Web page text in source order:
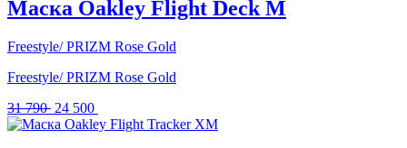
790 .
Маска Oakley Flight Deck M
Freestyle/ PRIZM Rose Gold
Freestyle/ PRIZM Rose Gold
31 790 Первоначальная
цена
24 500
цена: